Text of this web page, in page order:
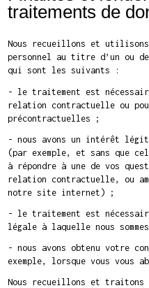
traitements de
Nous recueillons et utilisons
personnel au titre d’un ou
qui sont les suivants :
- le traitement est
relation contractuelle ou
précontractuelles ;
- nous avons un intérêt
(par exemple, et sans que
à répondre à une de vos
relation contractuelle, ou
notre site internet) ;
- le traitement est
légale à laquelle nous
- nous avons obtenu votre
exemple, lorsque vous vous
Nous recueillons et traitons